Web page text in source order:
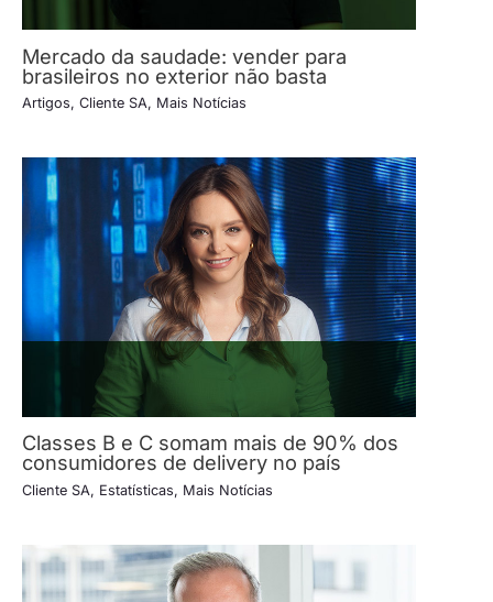
Mercado da saudade: vender para
brasileiros no exterior não basta
Artigos, Cliente SA, Mais Notícias
Classes B e C somam mais de 90% dos
consumidores de delivery no país
Cliente SA, Estatísticas, Mais Notícias